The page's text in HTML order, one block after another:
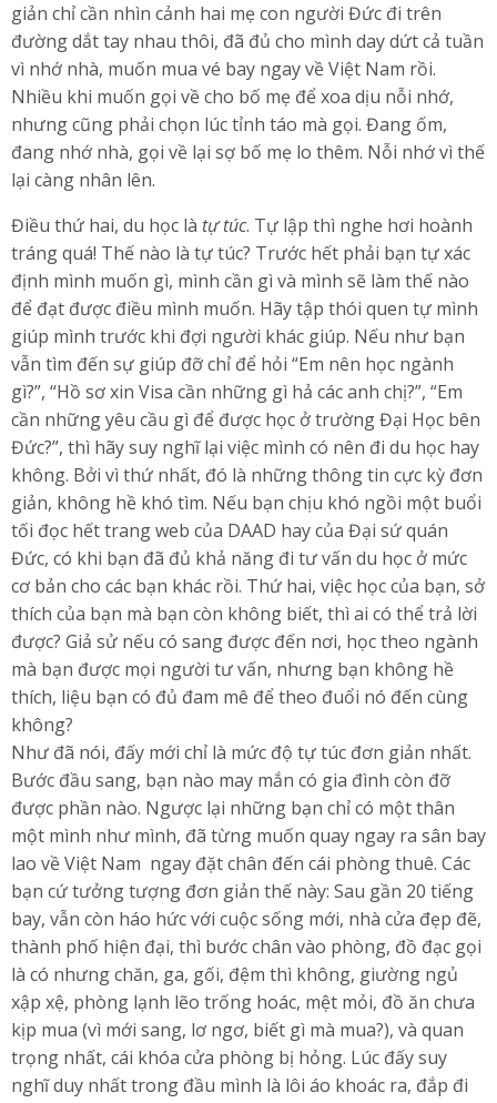
giản chỉ cần nhìn cảnh hai mẹ con người Đức đi trên
đường dắt tay nhau thôi, đã đủ cho mình day dứt cả tuần
vì nhớ nhà, muốn mua vé bay ngay về Việt Nam rồi.
Nhiều khi muốn gọi về cho bố mẹ để xoa dịu nỗi nhớ,
nhưng cũng phải chọn lúc tỉnh táo mà gọi. Đang ốm,
đang nhớ nhà, gọi về lại sợ bố mẹ lo thêm. Nỗi nhớ vì thế
lại càng nhân lên.
Điều thứ hai, du học là tự túc. Tự lập thì nghe hơi hoành
tráng quá! Thế nào là tự túc? Trước hết phải bạn tự xác
định mình muốn gì, mình cần gì và mình sẽ làm thế nào
để đạt được điều mình muốn. Hãy tập thói quen tự mình
giúp mình trước khi đợi người khác giúp. Nếu như bạn
vẫn tìm đến sự giúp đỡ chỉ để hỏi “Em nên học ngành
gì?”, “Hồ sơ xin Visa cần những gì hả các anh chị?”, “Em
cần những yêu cầu gì để được học ở trường Đại Học bên
Đức?”, thì hãy suy nghĩ lại việc mình có nên đi du học hay
không. Bởi vì thứ nhất, đó là những thông tin cực kỳ đơn
giản, không hề khó tìm. Nếu bạn chịu khó ngồi một buổi
tối đọc hết trang web của DAAD hay của Đại sứ quán
Đức, có khi bạn đã đủ khả năng đi tư vấn du học ở mức
cơ bản cho các bạn khác rồi. Thứ hai, việc học của bạn, sở
thích của bạn mà bạn còn không biết, thì ai có thể trả lời
được? Giả sử nếu có sang được đến nơi, học theo ngành
mà bạn được mọi người tư vấn, nhưng bạn không hề
thích, liệu bạn có đủ đam mê để theo đuổi nó đến cùng
không?
Như đã nói, đấy mới chỉ là mức độ tự túc đơn giản nhất.
Bước đầu sang, bạn nào may mắn có gia đình còn đỡ
được phần nào. Ngược lại những bạn chỉ có một thân
một mình như mình, đã từng muốn quay ngay ra sân bay
lao về Việt Nam ngay đặt chân đến cái phòng thuê. Các
bạn cứ tưởng tượng đơn giản thế này: Sau gần 20 tiếng
bay, vẫn còn háo hức với cuộc sống mới, nhà cửa đẹp đẽ,
thành phố hiện đại, thì bước chân vào phòng, đồ đạc gọi
là có nhưng chăn, ga, gối, đệm thì không, giường ngủ
xập xệ, phòng lạnh lẽo trống hoác, mệt mỏi, đồ ăn chưa
kịp mua (vì mới sang, lơ ngơ, biết gì mà mua?), và quan
trọng nhất, cái khóa cửa phòng bị hỏng. Lúc đấy suy
nghĩ duy nhất trong đầu mình là lôi áo khoác ra, đắp đi